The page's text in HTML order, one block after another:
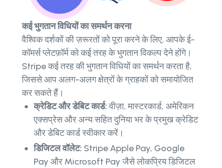
कई भुगतान विधियों का समर्थन करना
वैश्विक दर्शकों की ज़रूरतों को पूरा करने के लिए, आपके ई-
कॉमर्स प्लेटफ़ॉर्म को कई तरह के भुगतान विकल्प देने होंगे।
Stripe कई तरह की भुगतान विधियों का समर्थन करता है,
जिससे आप अलग-अलग क्षेत्रों के ग्राहकों को समायोजित
कर सकते हैं।
क्रेडिट और डेबिट कार्ड:वीज़ा, मास्टरकार्ड, अमेरिकन
एक्सप्रेस और अन्य सहित दुनिया भर के प्रमुख क्रेडिट
और डेबिट कार्ड स्वीकार करें।
डिजिटल वॉलेट: Stripe Apple Pay, Google
Pay और Microsoft Pay जैसे लोकप्रिय डिजिटल